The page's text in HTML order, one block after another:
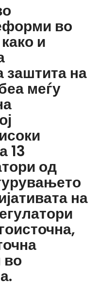
од
на
во
во
и
заштита на
меѓу
13
од
на
во